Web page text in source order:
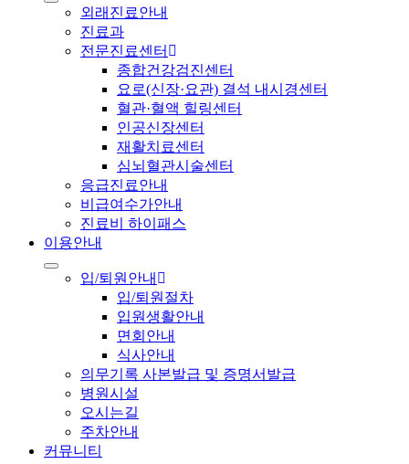
외래진료안내
진료과
전문진료센터
종합건강검진센터
요로(신장·요관) 결석 내시경센터
혈관·혈액 힐링센터
인공신장센터
재활치료센터
심뇌혈관시술센터
응급진료안내
비급여수가안내
진료비 하이패스
이용안내
입/퇴원안내
입/퇴원절차
입원생활안내
면회안내
식사안내
의무기록 사본발급 및 증명서발급
병원시설
오시는길
주차안내
커뮤니티